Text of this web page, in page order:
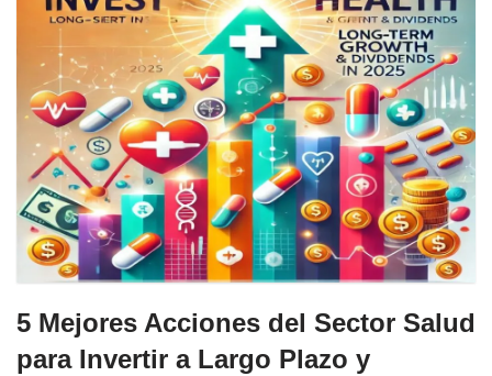
5 Mejores Acciones del Sector Salud
para Invertir a Largo Plazo y